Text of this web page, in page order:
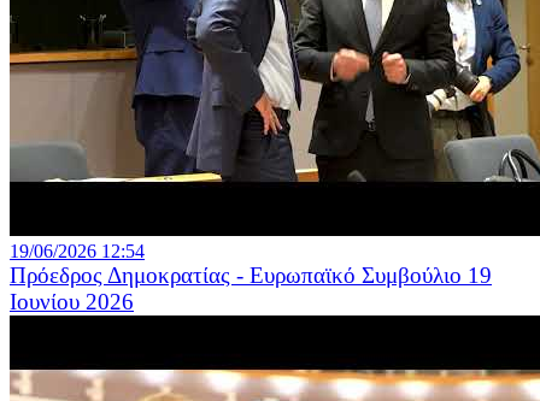
19/06/2026 12:54
Πρόεδρος Δημοκρατίας - Ευρωπαϊκό Συμβούλιο 19
Ιουνίου 2026